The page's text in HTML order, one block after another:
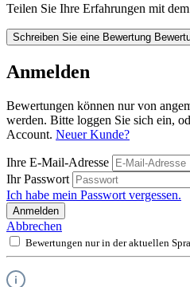
Teilen Sie Ihre Erfahrungen mit
Schreiben Sie eine Bewertung
Anmelden
Bewertungen können nur von
werden. Bitte loggen Sie sich ein,
Account. Neuer Kunde?
Ihre E-Mail-Adresse
Ihr Passwort
Ich habe mein Passwort vergessen.
Anmelden
Abbrechen
Bewertungen nur in der aktuellen